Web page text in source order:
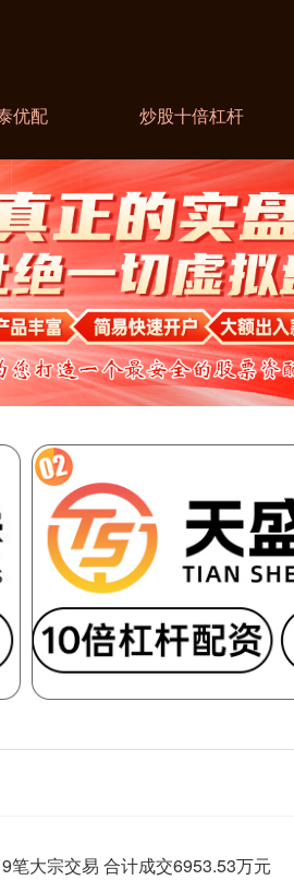
优配 炒股十倍杠杆
笔大宗交易 合计成交6953.53万元